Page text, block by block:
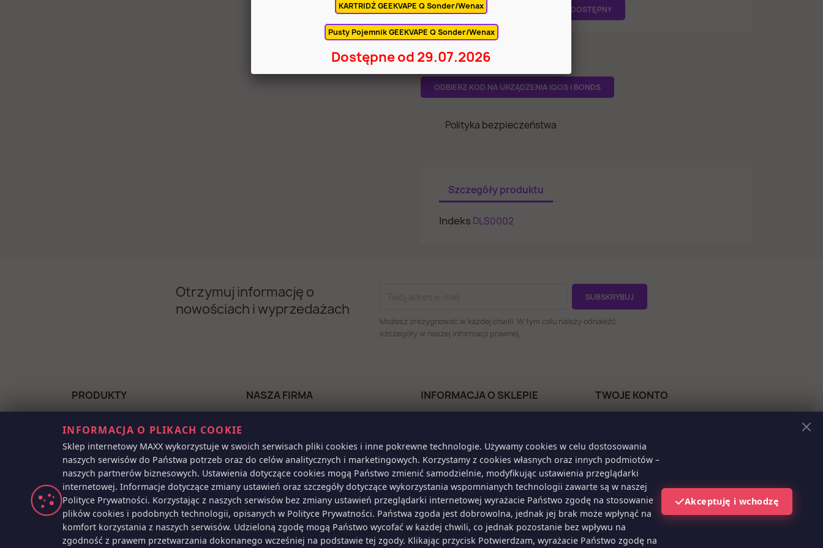
POWIADOM MNIE KIEDY BĘDZIE DOSTĘPNY
KOSZTY WYSYŁKI
ODBIERZ KOD NA URZĄDZENIA IQOS I BONDS
Polityka bezpieczeństwa
Szczegóły produktu
Indeks DLS0002
Otrzymuj informację o
nowościach i wyprzedażach
Możesz zrezygnować w każdej chwili. W tym celu należy odnaleźć
szczegóły w naszej informacji prawnej.
PRODUKTY
Promocje
Nowe produkty
NASZA FIRMA
Kontakt z nami
Sklepy
Nazwa użytkowika
Moje konto
REGULAMINY
Regulamin
INFORMACJA O SKLEPIE
Zadzwoń do nas: 791-573-389
Napisz do nas:
poczta.maxx@gmail.com
TWOJE KONTO
Moje pokwitowania - korekty
płatności
Adresy
Kupony
Moje powiadomienia
INFORMACJA O PLIKACH COOKIE
Sklep internetowy MAXX wykorzystuje w swoich serwisach pliki cookies i inne pokrewne technologie. Używamy cookies w celu dostosowania
naszych serwisów do Państwa potrzeb oraz do celów analitycznych i marketingowych. Korzystamy z cookies własnych oraz innych podmiotów –
naszych partnerów biznesowych. Ustawienia dotyczące cookies mogą Państwo zmienić samodzielnie, modyfikując ustawienia przeglądarki
internetowej. Informacje dotyczące zmiany ustawień oraz szczegóły dotyczące wykorzystania wspomnianych technologii zawarte są w naszej
Polityce Prywatności. Korzystając z naszych serwisów bez zmiany ustawień przeglądarki internetowej wyrażacie Państwo zgodę na stosowanie
plików cookies i podobnych technologii, opisanych w Polityce Prywatności. Państwa zgoda jest dobrowolna, jednak jej brak może wpłynąć na
komfort korzystania z naszych serwisów. Udzieloną zgodę mogą Państwo wycofać w każdej chwili, co jednak pozostanie bez wpływu na
zgodność z prawem przetwarzania dokonanego wcześniej na podstawie tej zgody. Klikając przycisk Potwierdzam, wyrażacie Państwo zgodę na
Akceptuję i wchodzę
KARTRIDŻ GEEKVAPE Q Sonder/Wenax
Pusty Pojemnik GEEKVAPE Q Sonder/Wenax
Dostępne od 29.07.2026